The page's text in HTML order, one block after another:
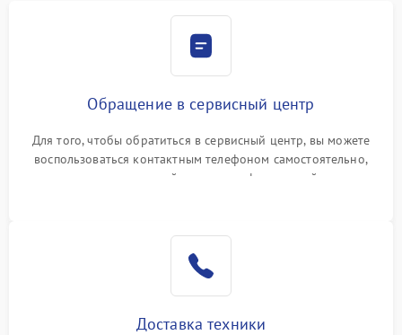
Обращение в сервисный центр
Для того, чтобы обратиться в сервисный центр, вы можете
воспользоваться контактным телефоном самостоятельно,
или оставить свой номер телефона на сайте
Доставка техники